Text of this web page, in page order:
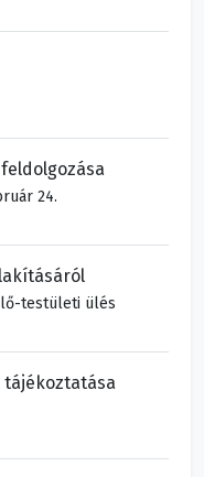
24.
testületi ülés